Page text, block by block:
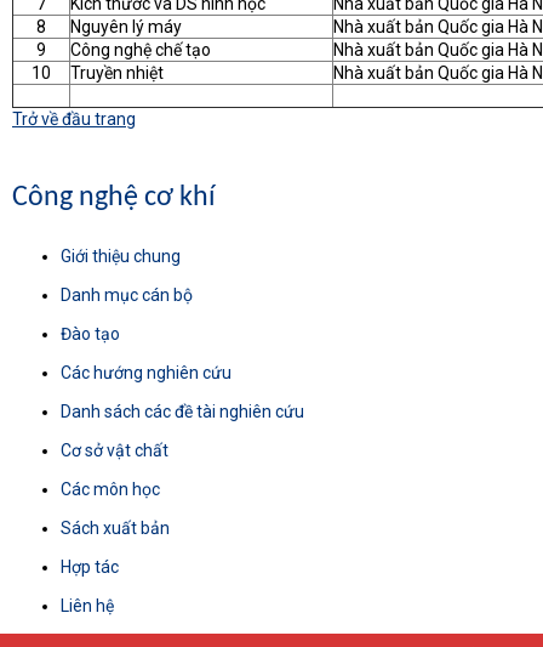
8
Nguyên lý máy
Nhà xuất bản Quốc gia Hà
9
Công nghệ chế tạo
Nhà xuất bản Quốc gia Hà
10
Truyền nhiệt Nhà xuất bản Quốc gia Hà
Trở về đầu trang
Công nghệ cơ khí
Giới thiệu chung
Danh mục cán bộ
Đào tạo
Các hướng nghiên cứu
Danh sách các đề tài nghiên cứu
Cơ sở vật chất
Các môn học
Sách xuất bản
Hợp tác
Liên hệ